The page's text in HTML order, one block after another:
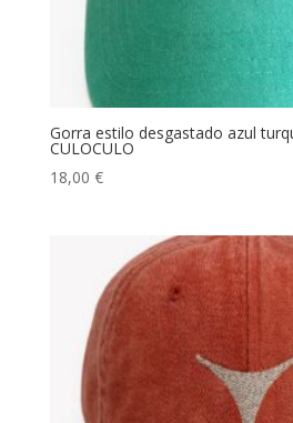
Gorra estilo desgastado azul
CULOCULO
18,00 €